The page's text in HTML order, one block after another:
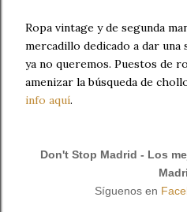
Ropa vintage y de segunda
mercadillo dedicado a dar una
ya no queremos. Puestos de
amenizar la búsqueda de
info aquí.
Don't Stop Madrid - Los
Síguenos en